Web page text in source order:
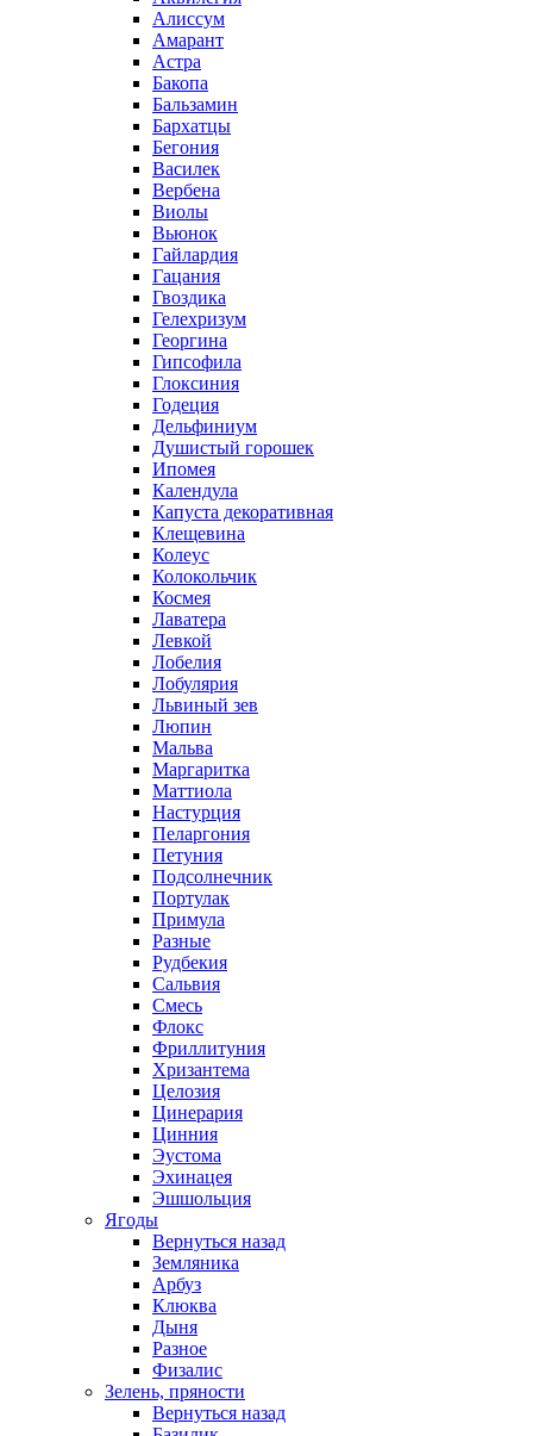
Алиссум
Амарант
Астра
Бакопа
Бальзамин
Бархатцы
Бегония
Василек
Вербена
Виолы
Вьюнок
Гайлардия
Гацания
Гвоздика
Гелехризум
Георгина
Гипсофила
Глоксиния
Годеция
Дельфиниум
Душистый горошек
Ипомея
Календула
Капуста декоративная
Клещевина
Колеус
Колокольчик
Космея
Лаватера
Левкой
Лобелия
Лобулярия
Львиный зев
Люпин
Мальва
Маргаритка
Маттиола
Настурция
Пеларгония
Петуния
Подсолнечник
Портулак
Примула
Разные
Рудбекия
Сальвия
Смесь
Флокс
Фриллитуния
Хризантема
Целозия
Цинерария
Цинния
Эустома
Эхинацея
Эшшольция
Ягоды
Вернуться назад
Земляника
Арбуз
Клюква
Дыня
Разное
Физалис
Зелень, пряности
Вернуться назад